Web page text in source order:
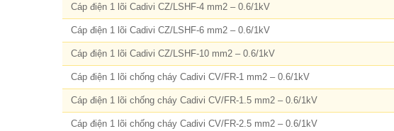
Cáp điện 1 lõi Cadivi CZ/LSHF-4 mm2 – 0.6/1kV
Cáp điện 1 lõi Cadivi CZ/LSHF-6 mm2 – 0.6/1kV
Cáp điện 1 lõi Cadivi CZ/LSHF-10 mm2 – 0.6/1kV
Cáp điện 1 lõi chống cháy Cadivi CV/FR-1 mm2 – 0.6/1kV
Cáp điện 1 lõi chống cháy Cadivi CV/FR-1.5 mm2 – 0.6/1kV
Cáp điện 1 lõi chống cháy Cadivi CV/FR-2.5 mm2 – 0.6/1kV